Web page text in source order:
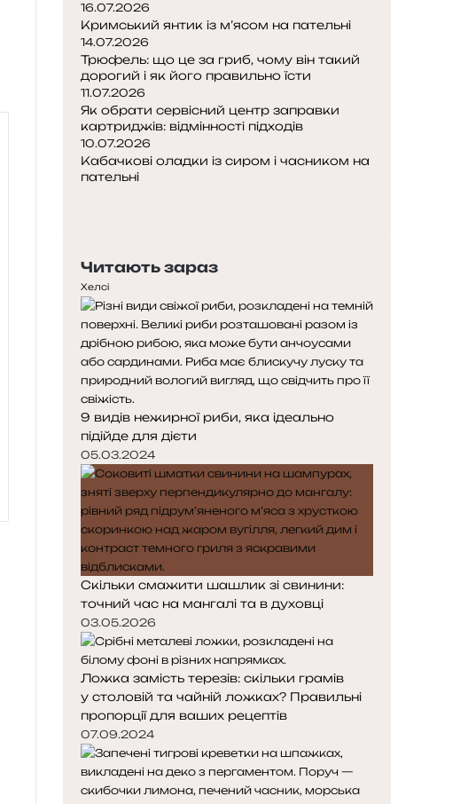
16.07.2026
Кримський янтик із м’ясом на пательні
14.07.2026
Трюфель: що це за гриб, чому він такий
дорогий і як його правильно їсти
11.07.2026
Як обрати сервісний центр заправки
картриджів: відмінності підходів
10.07.2026
Кабачкові оладки із сиром і часником на
пательні
Читають зараз
Хелсі
9 видів нежирної риби, яка ідеально
підійде для дієти
05.03.2024
Скільки смажити шашлик зі свинини:
точний час на мангалі та в духовці
03.05.2026
Ложка замість терезів: скільки грамів
у столовій та чайній ложках? Правильні
пропорції для ваших рецептів
07.09.2024